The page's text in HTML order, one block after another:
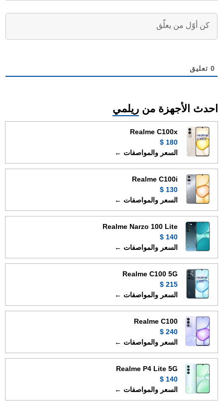
0 تعليق
احدث الأجهزة من ريلمي
Realme C100x
180 $
السعر والمواصفات ←
Realme C100i
130 $
السعر والمواصفات ←
Realme Narzo 100 Lite
140 $
السعر والمواصفات ←
Realme C100 5G
215 $
السعر والمواصفات ←
Realme C100
240 $
السعر والمواصفات ←
Realme P4 Lite 5G
140 $
السعر والمواصفات ←